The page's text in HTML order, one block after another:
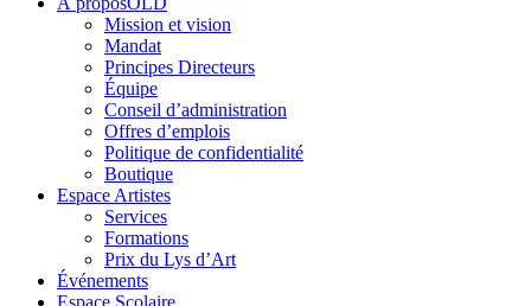
Mission et vision
Mandat
Principes Directeurs
Équipe
Conseil d’administration
Offres d’emplois
Politique de confidentialité
Boutique
Espace Artistes
Services
Formations
Prix du Lys d’Art
Événements
Espace Scolaire